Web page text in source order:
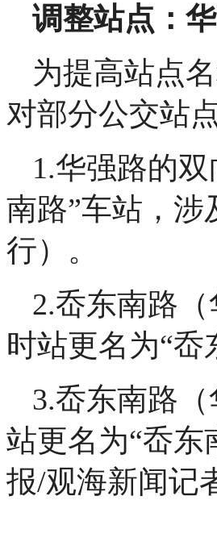
调整站点：
为提高站点
对部分公交站
1.华强路的
南路”车站，涉
行）。
2.岙东南路
时站更名为“岙
3.岙东南路
站更名为“岙东
报/观海新闻记